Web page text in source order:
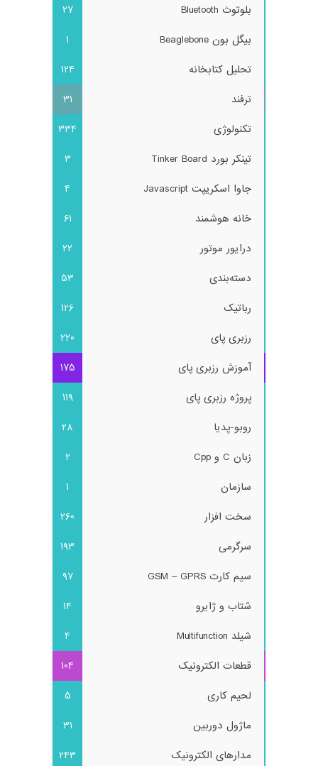
بلوتوث Bluetooth
27
بیگل بون Beaglebone
1
تحلیل کتابخانه
124
ترفند
31
تکنولوژی
334
تینکر بورد Tinker Board
3
جاوا اسکریپت Javascript
4
خانه هوشمند
61
درایور موتور
22
دسته‌بندی
53
رباتیک
126
رزبری پای
220
آموزش رزبری پای
175
پروژه رزبری پای
119
روبو-پدیا
28
زبان C و Cpp
2
سازمان
1
سخت افزار
260
سرگرمی
193
سیم کارت GSM – GPRS
97
شتاب و ژایرو
14
شیلد Multifunction
4
قطعات الکترونیک
104
لحیم کاری
5
ماژول دوربین
31
مدارهای الکترونیک
243